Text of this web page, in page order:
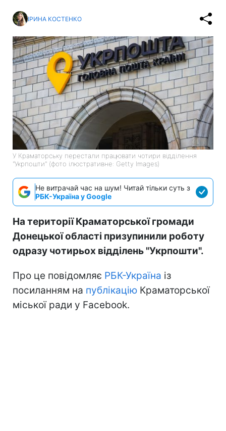
ІРИНА КОСТЕНКО
У Краматорську перестали працювати чотири відділення
"Укрпошти" (фото ілюстративне: Getty Images)
Не витрачай час на шум! Читай тільки суть з
РБК-Україна у Google
На території Краматорської громади
Донецької області призупинили роботу
одразу чотирьох відділень "Укрпошти".
Про це повідомляє РБК-Україна із
посиланням на публікацію Краматорської
міської ради у Facebook.